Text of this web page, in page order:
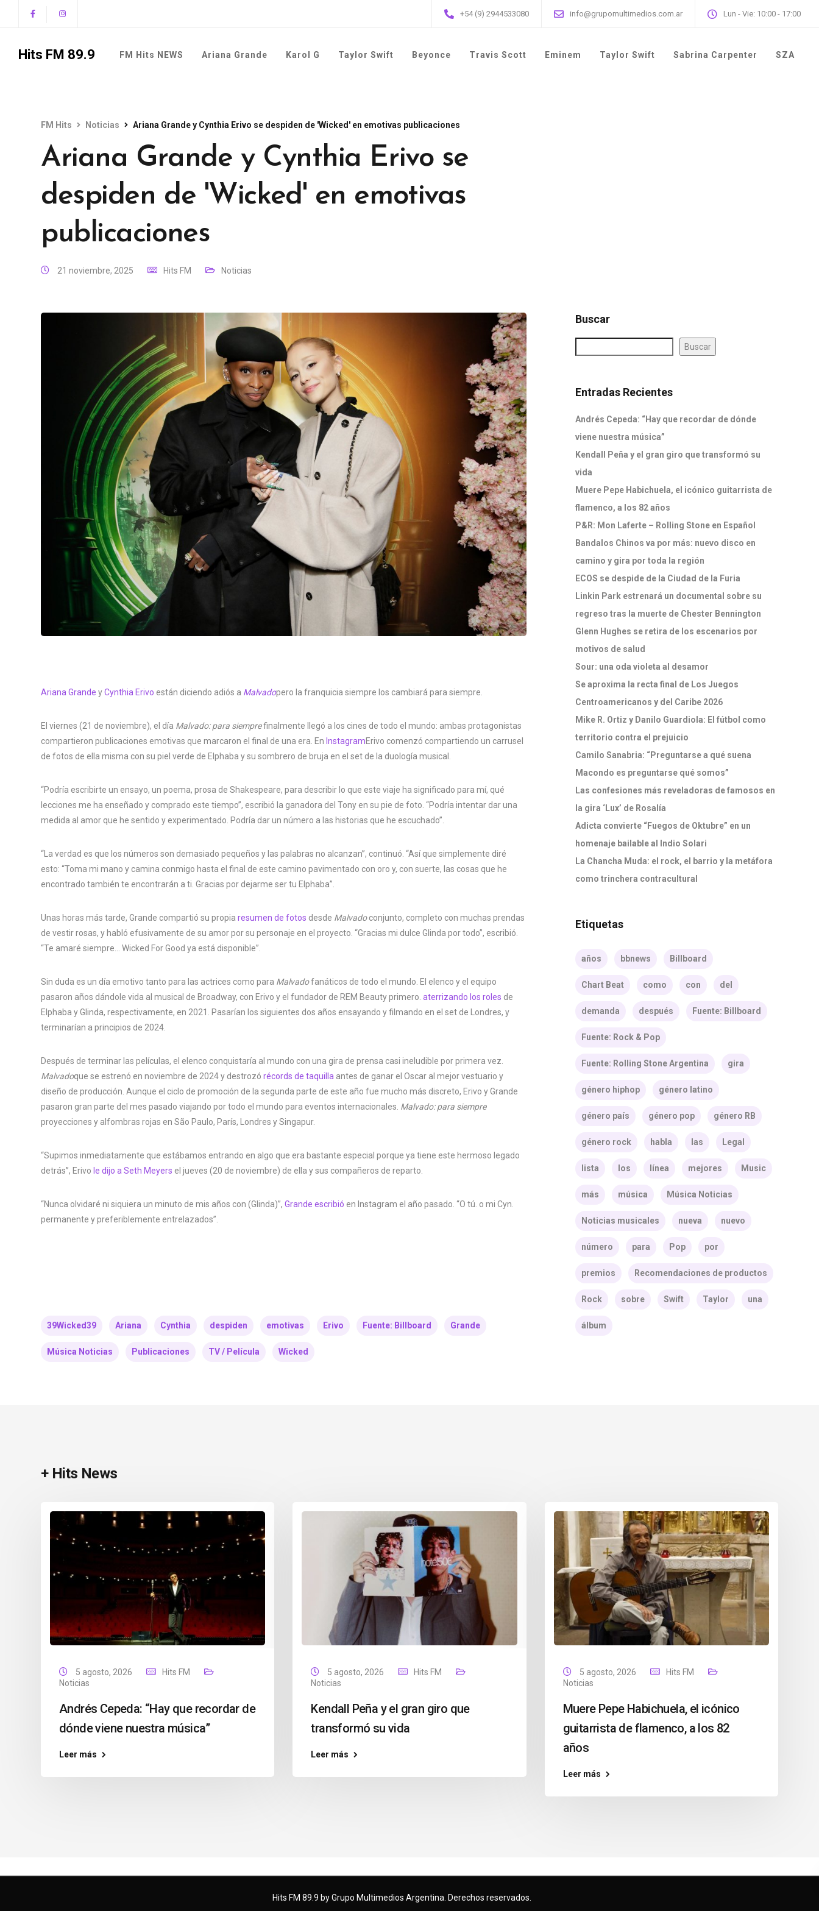
+54 (9) 2944533080 info@grupomultimedios.com.ar Lun - Vie: 10:00 - 17:00
Hits FM 89.9 FM Hits NEWS Ariana Grande Karol G Taylor Swift Beyonce Travis Scott Eminem Taylor Swift Sabrina Carpenter SZA
FM Hits Noticias Ariana Grande y Cynthia Erivo se despiden de 'Wicked' en emotivas publicaciones
Ariana Grande y Cynthia Erivo se
despiden de 'Wicked' en emotivas
publicaciones
21 noviembre, 2025 Hits FM Noticias
Ariana Grande yCynthia Erivo están diciendo adiós a Malvadopero la franquicia siempre los cambiará para siempre.
El viernes (21 de noviembre), el día Malvado: para siemprefinalmente llegó a los cines de todo el mundo: ambas protagonistas
compartieron publicaciones emotivas que marcaron el final de una era. En InstagramErivo comenzó compartiendo un carrusel
de fotos de ella misma con su piel verde de Elphaba y su sombrero de bruja en el set de la duología musical.
“Podría escribirte un ensayo, un poema, prosa de Shakespeare, para describir lo que este viaje ha significado para mí, qué
lecciones me ha enseñado y comprado este tiempo”, escribió la ganadora del Tony en su pie de foto. “Podría intentar dar una
medida al amor que he sentido y experimentado. Podría dar un número a las historias que he escuchado”.
“La verdad es que los números son demasiado pequeños y las palabras no alcanzan”, continuó. “Así que simplemente diré
esto: “Toma mi mano y camina conmigo hasta el final de este camino pavimentado con oro y, con suerte, las cosas que he
encontrado también te encontrarán a ti. Gracias por dejarme ser tu Elphaba”.
Unas horas más tarde, Grande compartió su propia resumen de fotos desde Malvadoconjunto, completo con muchas prendas
de vestir rosas, y habló efusivamente de su amor por su personaje en el proyecto. “Gracias mi dulce Glinda por todo”, escribió.
“Te amaré siempre… Wicked For Good ya está disponible”.
Sin duda es un día emotivo tanto para las actrices como para Malvadofanáticos de todo el mundo. El elenco y el equipo
pasaron años dándole vida al musical de Broadway, con Erivo y el fundador de REM Beauty primero. aterrizando los roles de
Elphaba y Glinda, respectivamente, en 2021. Pasarían los siguientes dos años ensayando y filmando en el set de Londres, y
terminarían a principios de 2024.
Después de terminar las películas, el elenco conquistaría al mundo con una gira de prensa casi ineludible por primera vez.
Malvadoque se estrenó en noviembre de 2024 y destrozó récords de taquilla antes de ganar el Oscar al mejor vestuario y
diseño de producción. Aunque el ciclo de promoción de la segunda parte de este año fue mucho más discreto, Erivo y Grande
pasaron gran parte del mes pasado viajando por todo el mundo para eventos internacionales. Malvado: para siempre
proyecciones y alfombras rojas en São Paulo, París, Londres y Singapur.
“Supimos inmediatamente que estábamos entrando en algo que era bastante especial porque ya tiene este hermoso legado
detrás”, Erivo le dijo a Seth Meyers el jueves (20 de noviembre) de ella y sus compañeros de reparto.
“Nunca olvidaré ni siquiera un minuto de mis años con (Glinda)”, Grande escribió en Instagram el año pasado. “O tú. o mi Cyn.
permanente y preferiblemente entrelazados”.
39Wicked39 Ariana Cynthia despiden emotivas Erivo Fuente: Billboard Grande
Música Noticias Publicaciones TV / Película Wicked
Buscar
Buscar
Entradas Recientes
Andrés Cepeda: “Hay que recordar de dónde
viene nuestra música”
Kendall Peña y el gran giro que transformó su
vida
Muere Pepe Habichuela, el icónico guitarrista de
flamenco, a los 82 años
P&R: Mon Laferte – Rolling Stone en Español
Bandalos Chinos va por más: nuevo disco en
camino y gira por toda la región
ECOS se despide de la Ciudad de la Furia
Linkin Park estrenará un documental sobre su
regreso tras la muerte de Chester Bennington
Glenn Hughes se retira de los escenarios por
motivos de salud
Sour: una oda violeta al desamor
Se aproxima la recta final de Los Juegos
Centroamericanos y del Caribe 2026
Mike R. Ortiz y Danilo Guardiola: El fútbol como
territorio contra el prejuicio
Camilo Sanabria: “Preguntarse a qué suena
Macondo es preguntarse qué somos”
Las confesiones más reveladoras de famosos en
la gira ‘Lux’ de Rosalía
Adicta convierte “Fuegos de Oktubre” en un
homenaje bailable al Indio Solari
La Chancha Muda: el rock, el barrio y la metáfora
como trinchera contracultural
Etiquetas
años bbnews Billboard
Chart Beat como con del
demanda después Fuente: Billboard
Fuente: Rock & Pop
Fuente: Rolling Stone Argentina gira
género hiphop género latino
género país género pop género RB
género rock habla las Legal
lista los línea mejores Music
más música Música Noticias
Noticias musicales nueva nuevo
número para Pop por
premios Recomendaciones de productos
Rock sobre Swift Taylor una
álbum
+ Hits News
5 agosto, 2026
Hits FM
Noticias
Andrés Cepeda: “Hay que recordar de
dónde viene nuestra música”
Leer más
5 agosto, 2026
Hits FM
Noticias
Kendall Peña y el gran giro que
transformó su vida
Leer más
5 agosto, 2026
Hits FM
Noticias
Muere Pepe Habichuela, el icónico
guitarrista de flamenco, a los 82
años
Leer más
Hits FM 89.9 by Grupo Multimedios Argentina. Derechos reservados.